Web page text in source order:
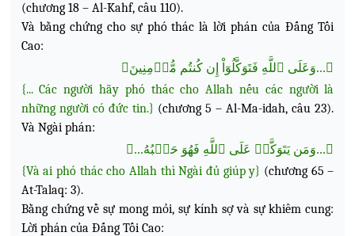
(chương 18 – Al-Kahf, câu 110).
Và bằng chứng cho sự phó thác là lời phán của Đấng Tối
Cao:
﴿...وَعَلَى ٱللَّهِ فَتَوَكَّلُوٓاْ إِن كُنتُم مُّؤۡمِنِينَ﴾
{... Các người hãy phó thác cho Allah nếu các người là
những người có đức tin.} (chương 5 – Al-Ma-idah, câu 23).
Và Ngài phán:
﴿...وَمَن يَتَوَكَّلۡ عَلَى ٱللَّهِ فَهُوَ حَسۡبُهُ...﴾
{Và ai phó thác cho Allah thì Ngài đủ giúp y} (chương 65 –
At-Talaq: 3).
Bằng chứng về sự mong mỏi, sự kính sợ và sự khiêm cung:
Lời phán của Đấng Tối Cao: